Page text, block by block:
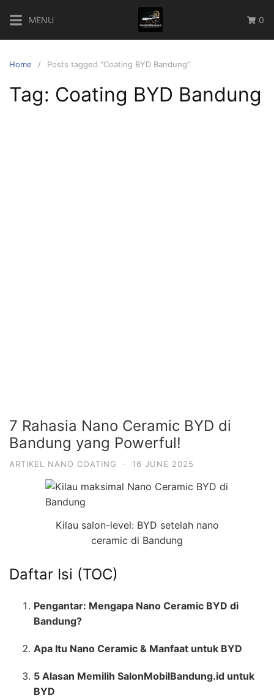
content
MENU 0
Home Posts tagged “Coating BYD Bandung”
Tag: Coating BYD Bandung
7 Rahasia Nano Ceramic BYD di
Bandung yang Powerful!
ARTIKEL NANO COATING · 16 JUNE 2025
Kilau salon-level: BYD setelah nano
ceramic di Bandung
Daftar Isi (TOC)
Pengantar: Mengapa Nano Ceramic BYD di
Bandung?
Apa Itu Nano Ceramic & Manfaat untuk BYD
5 Alasan Memilih SalonMobilBandung.id untuk
BYD